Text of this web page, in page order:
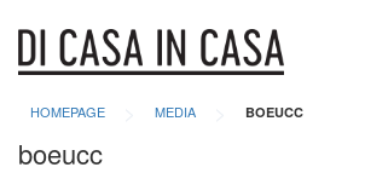
HOMEPAGE MEDIA BOEUCC
boeucc